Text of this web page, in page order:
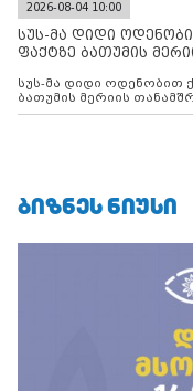
2026-08-04 10:00
სუს-მა დიდი
ფაქტზე ბათუმის
სუს-მა დიდი ოდენობით ქრთამის მოთხოვნისა და აღების ფაქტზე
ბათუმის მერიის
ᲑᲘᲖᲜᲔᲡ ᲜᲘᲣᲡᲘ